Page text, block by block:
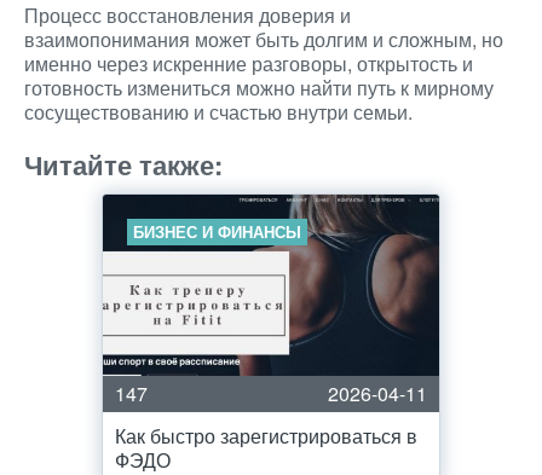
Процесс восстановления доверия и
взаимопонимания может быть долгим и сложным, но
именно через искренние разговоры, открытость и
готовность измениться можно найти путь к мирному
сосуществованию и счастью внутри семьи.
Читайте также:
БИЗНЕС И ФИНАНСЫ
147
2026-04-11
Как быстро зарегистрироваться в
ФЭДО